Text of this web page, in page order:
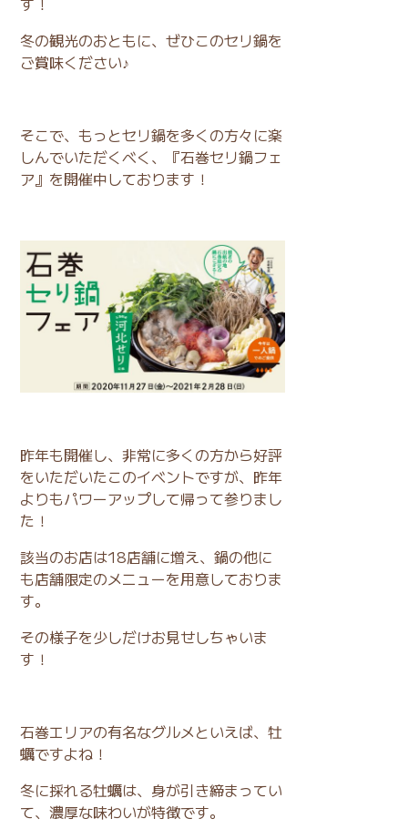
冬の観光のおともに、ぜひこのセリ鍋を
ご賞味ください♪
そこで、もっとセリ鍋を多くの方々に楽
しんでいただくべく、『石巻セリ鍋フェ
ア』を開催中しております！
昨年も開催し、非常に多くの方から好評
をいただいたこのイベントですが、昨年
よりもパワーアップして帰って参りまし
た！
該当のお店は18店舗に増え、鍋の他に
も店舗限定のメニューを用意しておりま
す。
その様子を少しだけお見せしちゃいま
す！
石巻エリアの有名なグルメといえば、牡
蠣ですよね！
冬に採れる牡蠣は、身が引き締まってい
て、濃厚な味わいが特徴です。